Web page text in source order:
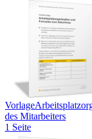
Vorlage
des Mitarbeiters
1 Seite